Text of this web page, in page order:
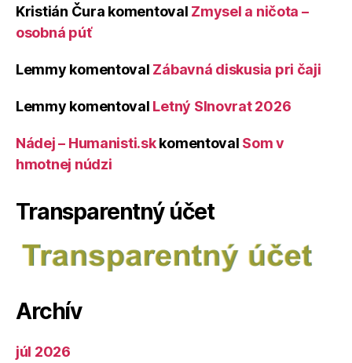
Kristián Čura komentoval Zmysel a ničota –
osobná púť
Lemmy komentoval Zábavná diskusia pri čaji
Lemmy komentoval Letný Slnovrat 2026
Nádej – Humanisti.skkomentoval Som v
hmotnej núdzi
Transparentný účet
Archív
júl 2026